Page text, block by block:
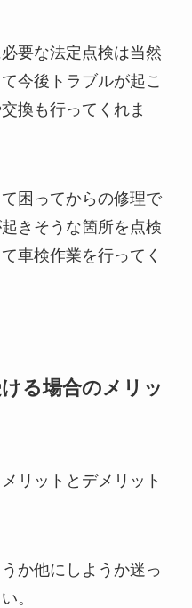
要な法定点検は当然
今後トラブルが起こ
換も行ってくれま
困ってからの修理で
きそうな箇所を点検
車検作業を行ってく
る場合のメリッ
リットとデメリット
か他にしようか迷っ
。